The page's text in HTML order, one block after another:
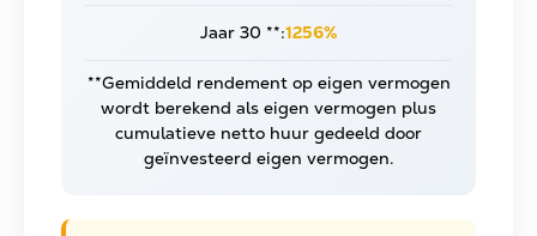
Jaar 30 **:1256%
**Gemiddeld rendement op eigen vermogen
wordt berekend als eigen vermogen plus
cumulatieve netto huur gedeeld door
geïnvesteerd eigen vermogen.